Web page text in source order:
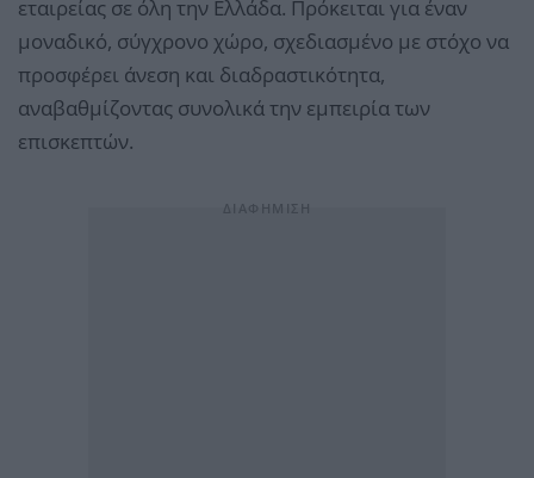
εταιρείας σε όλη την Ελλάδα. Πρόκειται για έναν
μοναδικό, σύγχρονο χώρο, σχεδιασμένο με στόχο να
προσφέρει άνεση και διαδραστικότητα,
αναβαθμίζοντας συνολικά την εμπειρία των
επισκεπτών.